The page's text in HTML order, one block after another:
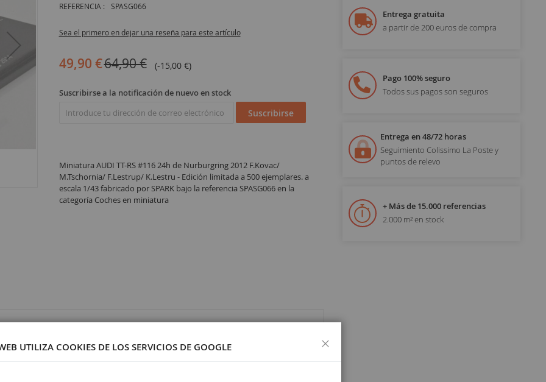
REFERENCIA : SPASG066
Sea el primero en dejar una reseña para este artículo
49,90 €64,90 € (-15,00 €)
Suscribirse a la notificación de nuevo en stock
Suscribirse
Miniatura AUDI TT-RS #116 24h de Nurburgring 2012 F.Kovac/
M.Tschornia/ F.Lestrup/ K.Lestru - Edición limitada a 500 ejemplares. a
escala 1/43 fabricado por SPARK bajo la referencia SPASG066 en la
categoría Coches en miniatura
Entrega gratuita
a partir de 200 euros de compra
Pago 100% seguro
Todos sus pagos son seguros
Entrega en 48/72 horas
Seguimiento Colissimo La Poste y
puntos de relevo
+ Más de 15.000 referencias
2.000 m² en stock
UTILIZA COOKIES DE LOS SERVICIOS DE GOOGLE